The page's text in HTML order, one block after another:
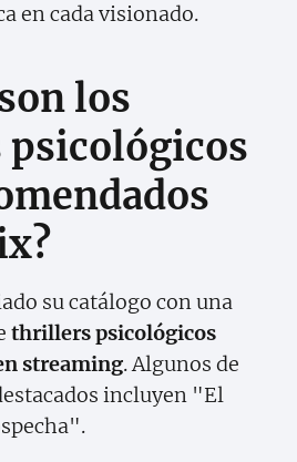
en cada visionado.
los
su catálogo con una
thrillers psicológicos
streaming. Algunos de
incluyen "El